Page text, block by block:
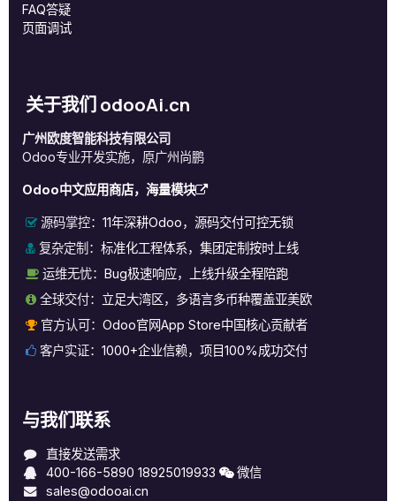
FAQ答疑
页面调试
关于我们 odooAi.cn
广州欧度智能科技有限公司
Odoo专业开发实施，原广州尚鹏
Odoo中文应用商店，海量模块
源码掌控： 11年深耕Odoo，源码交付可控无锁
复杂定制： 标准化工程体系，集团定制按时上线
运维无忧：
Bug极速响应，上线升级全程陪跑
全球交付： 立足大湾区，多语言多币种覆盖亚美欧
官方认可： Odoo官网App Store中国核心贡献者
客户实证： 1000+企业信赖，项目100%成功交付
与我们联系
直接发送需求
400-166-5890 18925019933
微信
sales@odooai.cn